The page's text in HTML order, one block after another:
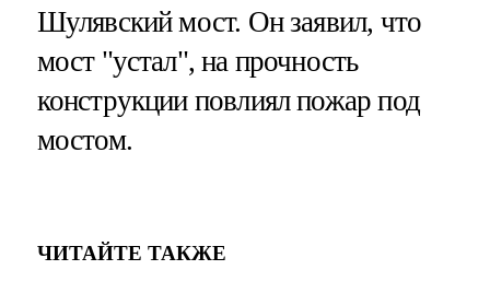
Шулявский мост. Он заявил, что
мост "устал", на прочность
конструкции повлиял пожар под
мостом.
ЧИТАЙТЕ ТАКЖЕ